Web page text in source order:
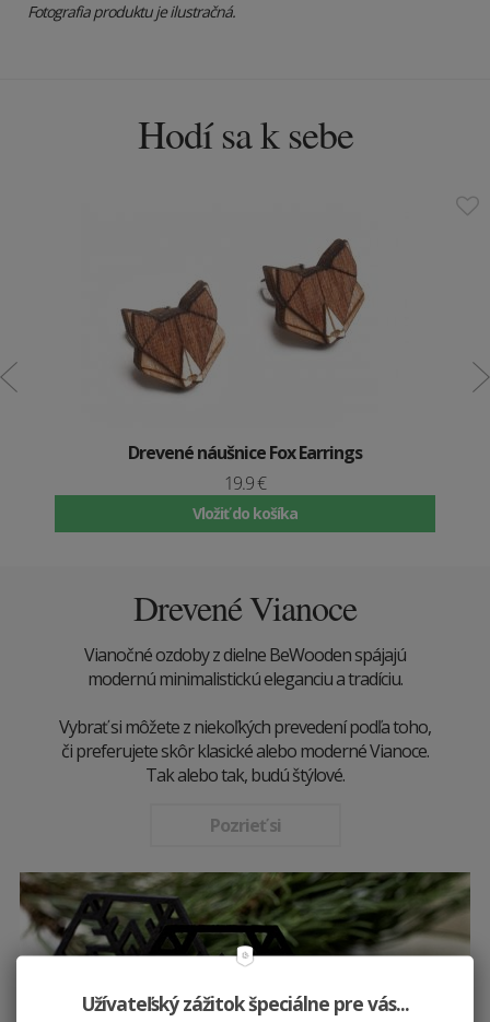
Fotografia produktu je ilustračná.
Hodí sa k sebe
Drevené náušnice Fox Earrings
19.9 €
Vložiť do košíka
Drevené Vianoce
Vianočné ozdoby z dielne BeWooden spájajú
modernú minimalistickú eleganciu a tradíciu.
Vybrať si môžete z niekoľkých prevedení podľa toho,
či preferujete skôr klasické alebo moderné Vianoce.
Tak alebo tak, budú štýlové.
Pozrieť si
Užívateľský zážitok špeciálne pre vás...